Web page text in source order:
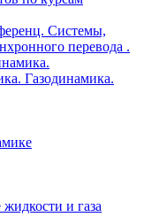
Системы,
перевода .
Газодинамика.
и газа